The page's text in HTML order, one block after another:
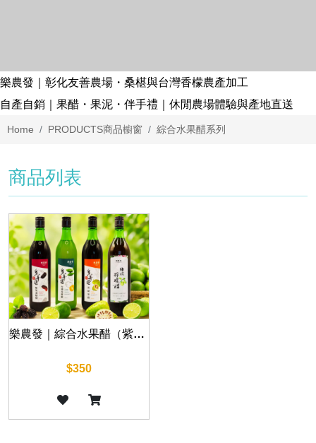
樂農發｜彰化友善農場・桑椹與台灣香檬農產加工
自產自銷｜果醋・果泥・伴手禮｜休閒農場體驗與產地直送
Home PRODUCTS商品櫥窗 綜合水果醋系列
商品列表
樂農發｜綜合水果醋（紫黑桑椹醋・綠皮檸檬醋・諾麗果醋・台灣香檬醋）
$350